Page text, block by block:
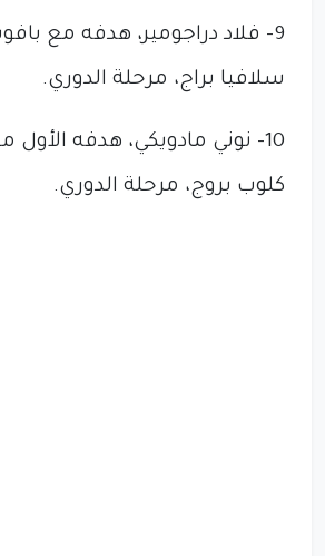
9- فلاد دراجومير، هدفه مع
سلافيا براج، مرحلة الدوري.
10- نوني مادويكي، هدفه
كلوب بروج، مرحلة الدوري.